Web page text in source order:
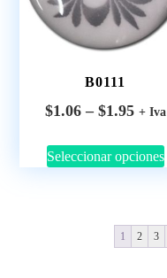
B0111
$1.06 – $1.95 + Iva
Seleccionar opciones
1 2 3